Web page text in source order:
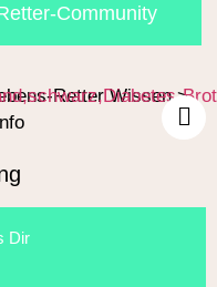
Community
Retter Wissen >
Dir